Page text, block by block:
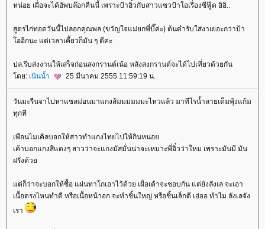
หน่อย เผื่อจะได้อัพบล๊อกคืนนี้ เพราะป้าอิ๋วกับสาวแซวป้าโอเรื่องซีฟู๊ด อิอิ..
สูตรไก่ทอดวันนี้ไปลอกคุณพล (ขวัญใจแม่ยกพี่บี๊ค่ะ) ต้นตำรับใส่งาเยอะกว่าป้า
ออีกนะ แต่เวลาเคี้ยวก็มัน ๆ ดีค่ะ
ปล.รีบส่งงานให้เสร็จก่อนสงกรานต์เน้อ หลังสงกรานต์จะได้ไปเที่ยวด้วยกัน
ดย: เนินน้ำ 25 มีนาคม 2555 11:59:19 น.
วันมะรืนจาไปหาแซลม่อนมาแกงส้มมมมมมะไหวแล้ว มาทีไรน้ำลายเต็มพุ้งแก้ม
ทุกที
เพือนไมเคิลบอกให้สาวทำแกงไทยไปให้กินหน่อ
เค้าบอกแกงสีแดงๆ สาวว่าจะแกงมัสมั่นน่าจะเหมาะพี่อิ๋วว่าใหม เพราะมันมี มัน
ฝรั่งด้ว
ต่ก็ว่าจะบอกให้ซื้อ แผ่นทาโกเอาไว้ด้วย เผื่อเค้าจะชอบกัน แต่ยังลังเล จะเอา
เนื้อตรงไหนทำดี หรือเนื้อหน้าอก จะทำชิ้นใหญ่ หรือชิ้นเล็กดี เฮ่ออ ทำไม ลังเลจัง
เรา